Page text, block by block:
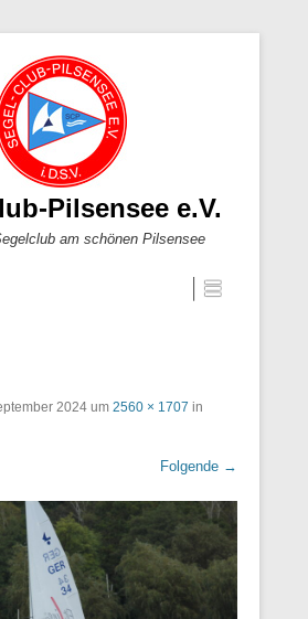
Pilsensee e.V.
am schönen Pilsensee
2024 um 2560 × 1707 in
Folgende →